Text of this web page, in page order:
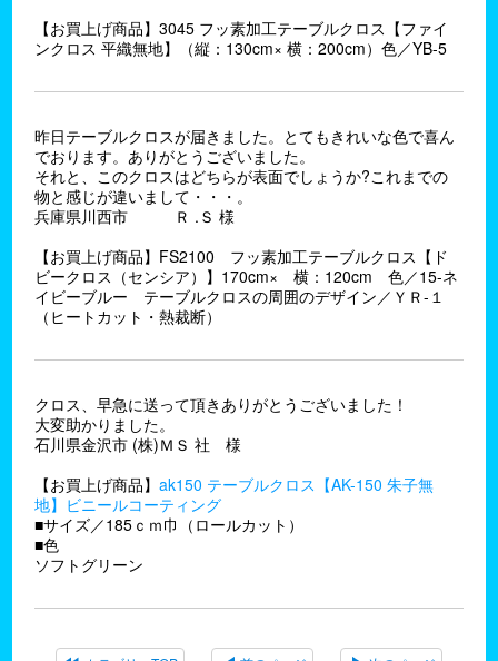
【お買上げ商品】3045 フッ素加工テーブルクロス【ファイ
ンクロス 平織無地】（縦：130cm× 横：200cm）色／YB-5
昨日テーブルクロスが届きました。とてもきれいな色で喜ん
でおります。ありがとうございました。
それと、このクロスはどちらが表面でしょうか?これまでの
物と感じが違いまして・・・。
兵庫県川西市 Ｒ .Ｓ 様
【お買上げ商品】FS2100 フッ素加工テーブルクロス【ド
ビークロス（センシア）】170cm× 横：120cm 色／15-ネ
イビーブルー テーブルクロスの周囲のデザイン／ＹＲ-１
（ヒートカット・熱裁断）
クロス、早急に送って頂きありがとうございました！
大変助かりました。
石川県金沢市 (株)ＭＳ 社 様
【お買上げ商品】ak150 テーブルクロス【AK-150 朱子無
地】ビニールコーティング
■サイズ／185ｃｍ巾（ロールカット）
■色
ソフトグリーン